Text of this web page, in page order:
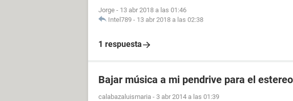
Jorge - 13 abr 2018 a las 01:46
Intel789 - 13 abr 2018 a las 02:38
1 respuesta
Bajar música a mi pendrive para el
calabazaluismaria - 3 abr 2014 a las 01:39